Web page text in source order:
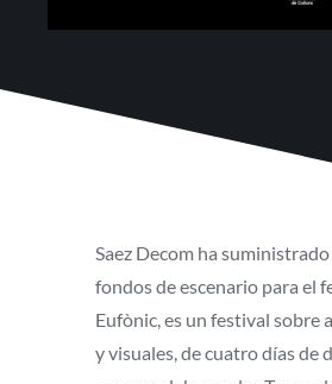
Saez Decom ha
fondos de escenario para el
Eufònic, es un festival sobre
y visuales, de cuatro días de